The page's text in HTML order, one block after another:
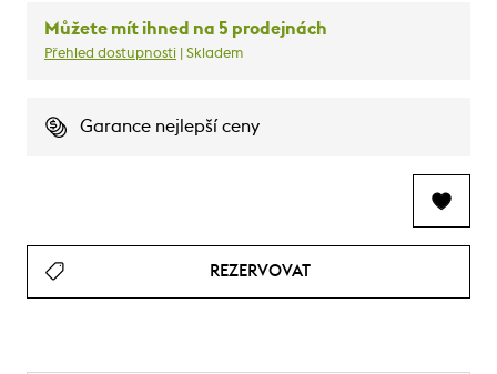
Můžete mít ihned na 5 prodejnách
Přehled dostupnosti | Skladem
Garance nejlepší ceny
REZERVOVAT